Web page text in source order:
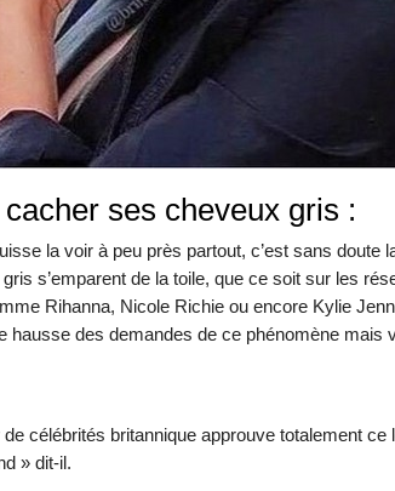
ses cheveux gris :
la voir à peu près partout, c’est sans doute
s’emparent de la toile, que ce soit sur les
Rihanna, Nicole Richie ou encore Kylie
hausse des demandes de ce phénomène mais
célébrités britannique approuve totalement
» dit-il.